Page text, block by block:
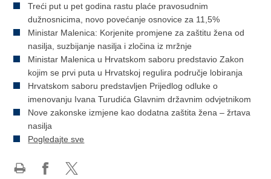
Treći put u pet godina rastu plaće pravosudnim
dužnosnicima, novo povećanje osnovice za 11,5%
Ministar Malenica: Korjenite promjene za zaštitu žena od
nasilja, suzbijanje nasilja i zločina iz mržnje
Ministar Malenica u Hrvatskom saboru predstavio Zakon
kojim se prvi puta u Hrvatskoj regulira područje lobiranja
Hrvatskom saboru predstavljen Prijedlog odluke o
imenovanju Ivana Turudića Glavnim državnim odvjetnikom
Nove zakonske izmjene kao dodatna zaštita žena – žrtava
nasilja
Pogledajte sve